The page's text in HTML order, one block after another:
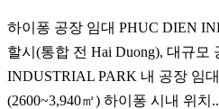
하이퐁 공장 임대 PHUC DIEN
할시(통합 전 Hai Duong), 대규모
INDUSTRIAL PARK 내 공장 임
(2600~3,940㎡) 하이퐁 시내 위치